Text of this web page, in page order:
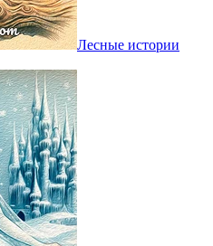
Лесные истории